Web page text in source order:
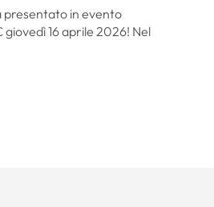
presentato in evento
giovedì 16 aprile 2026! Nel